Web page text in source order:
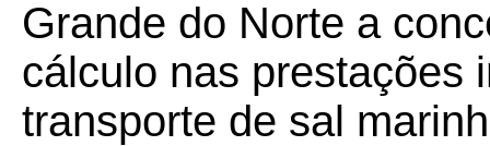
Grande do Norte a
cálculo nas prestações
transporte de sal